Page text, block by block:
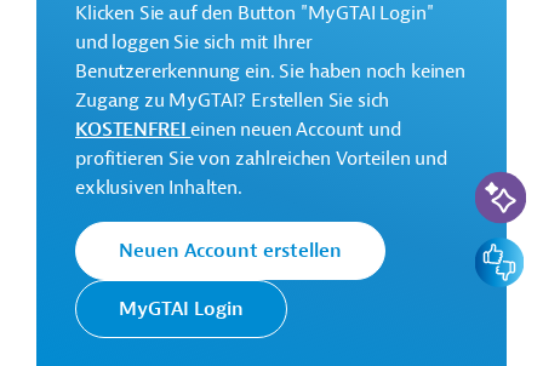
Gesamtkosten:
12,5 Millionen US-Dollar
Kontaktadresse
Weltbank
Die Weltbankgruppe ist eine der
weltweit größten multilateralen
Entwicklungsorganisationen.
Klicken Sie auf den Button "MyGTAI Login"
und loggen Sie sich mit Ihrer
Benutzererkennung ein. Sie haben noch keinen
Zugang zu MyGTAI? Erstellen Sie sich
KOSTENFREIeinen neuen Account und
profitieren Sie von zahlreichen Vorteilen und
exklusiven Inhalten.
Neuen Account erstellen
MyGTAI Login
KI-